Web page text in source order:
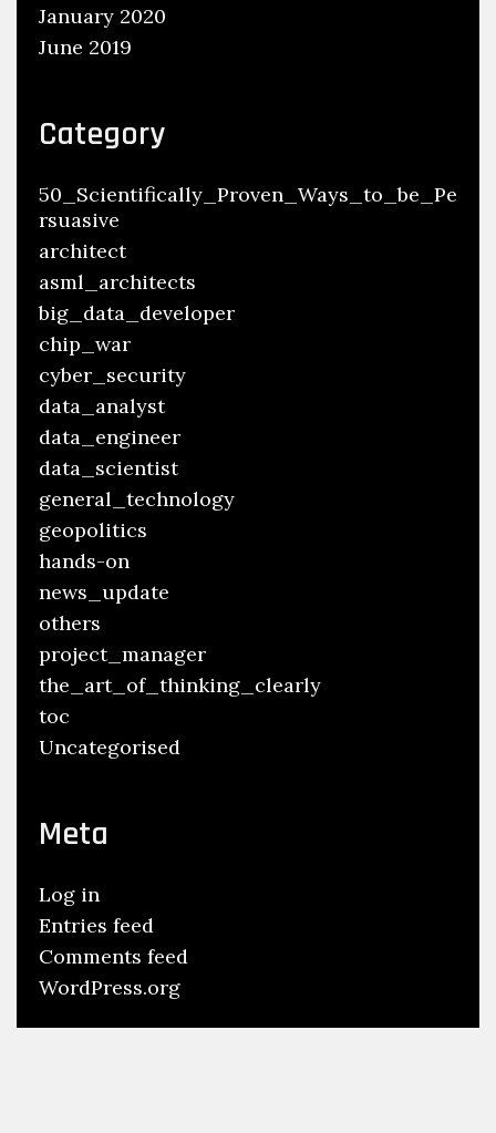
January 2020
June 2019
Category
50_Scientifically_Proven_Ways_to_be_Pe
rsuasive
architect
asml_architects
big_data_developer
chip_war
cyber_security
data_analyst
data_engineer
data_scientist
general_technology
geopolitics
hands-on
news_update
others
project_manager
the_art_of_thinking_clearly
toc
Uncategorised
Meta
Log in
Entries feed
Comments feed
WordPress.org